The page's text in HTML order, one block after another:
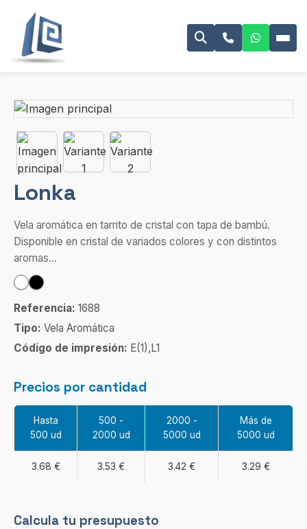
Lonka
Vela aromática en tarrito de cristal con tapa de bambú.
Disponible en cristal de variados colores y con distintos
aromas...
Referencia: 1688
Tipo: Vela Aromática
Código de impresión: E(1),L1
Precios por cantidad
Hasta
500 ud
500 -
2000 ud
2000 -
5000 ud
Más de
5000 ud
3.68 € 3.53 € 3.42 € 3.29 €
Calcula tu presupuesto